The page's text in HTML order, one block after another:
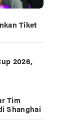
Tiket
2026,
Tim
Shanghai